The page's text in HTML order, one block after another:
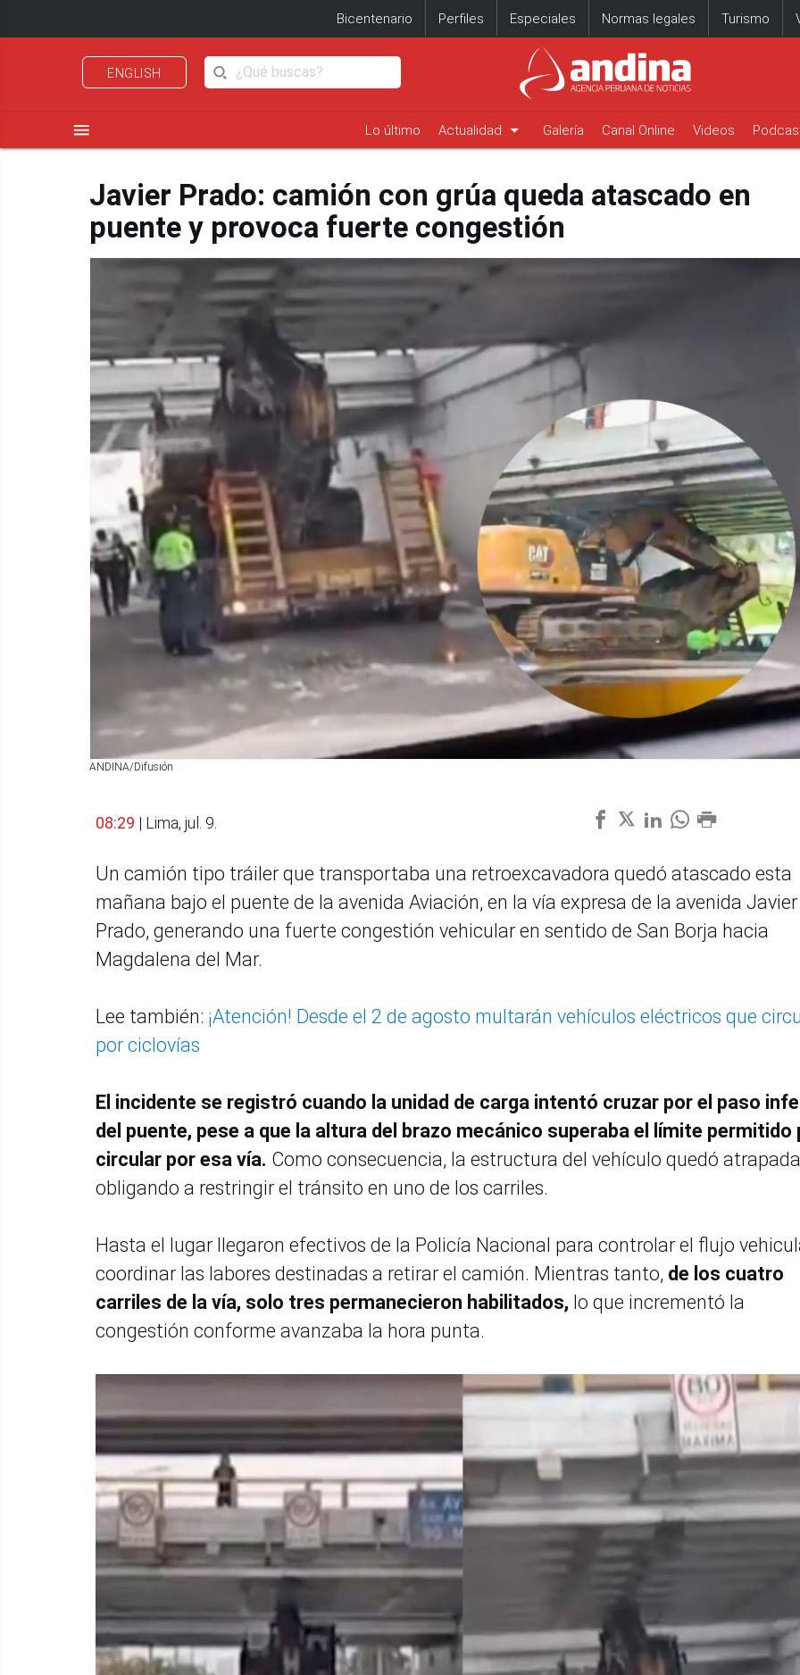
Bicentenario Perfiles Especiales Normas legales Turismo
ENGLISH
menu Lo último Actualidad arrow_drop_down Galería Canal Online Videos
Javier Prado: camión con grúa queda atascado en
puente y provoca fuerte congestión
ANDINA/Difusión
08:29 | Lima, jul. 9.
Un camión tipo tráiler que transportaba una retroexcavadora quedó atascado esta
mañana bajo el puente de la avenida Aviación, en la vía expresa de la avenida Javier
Prado, generando una fuerte congestión vehicular en sentido de San Borja hacia
Magdalena del Mar.
Lee también: ¡Atención! Desde el 2 de agosto multarán vehículos eléctricos que
por ciclovías
El incidente se registró cuando la unidad de carga intentó cruzar por el paso
del puente, pese a que la altura del brazo mecánico superaba el límite permitido
circular por esa vía. Como consecuencia, la estructura del vehículo quedó
obligando a restringir el tránsito en uno de los carriles.
Hasta el lugar llegaron efectivos de la Policía Nacional para controlar el flujo
coordinar las labores destinadas a retirar el camión. Mientras tanto, de los cuatro
carriles de la vía, solo tres permanecieron habilitados, lo que incrementó la
congestión conforme avanzaba la hora punta.